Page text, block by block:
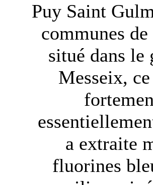
Puy Saint
communes
situé dans
Messeix,
a extraite
fluorines